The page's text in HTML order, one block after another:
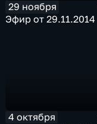
29 ноября
Эфир от 29.11.2014
4 октября